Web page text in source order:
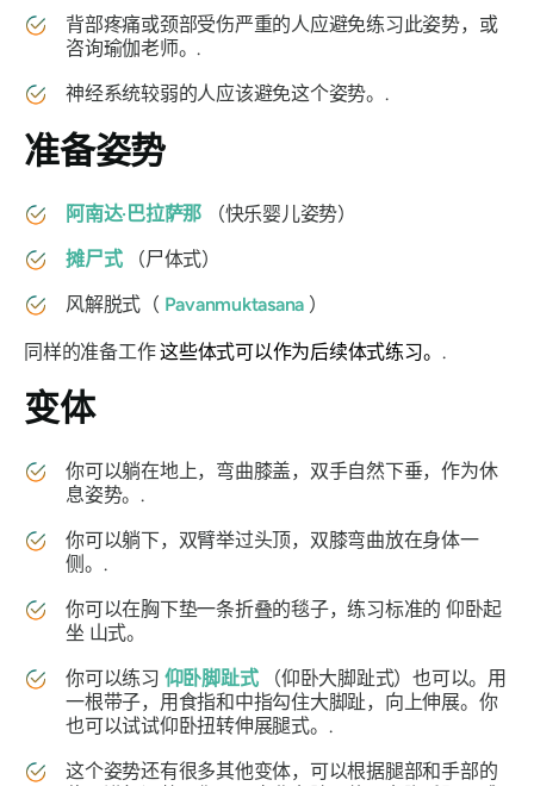
背部疼痛或颈部受伤严重的人应避免练习此姿势，或
咨询瑜伽老师。.
神经系统较弱的人应该避免这个姿势。.
准备姿势
阿南达·巴拉萨那 （快乐婴儿姿势）
摊尸式（尸体式）
风解脱式（ Pavanmuktasana ）
同样的准备工作这些体式可以作为后续体式练习。 .
变体
你可以躺在地上，弯曲膝盖，双手自然下垂，作为休
息姿势。.
你可以躺下，双臂举过头顶，双膝弯曲放在身体一
侧。.
你可以在胸下垫一条折叠的毯子，练习标准的 仰卧起
坐 山式。
你可以练习 仰卧脚趾式（仰卧大脚趾式）也可以。用
一根带子，用食指和中指勾住大脚趾，向上伸展。你
也可以试试仰卧扭转伸展腿式。.
这个姿势还有很多其他变体，可以根据腿部和手部的